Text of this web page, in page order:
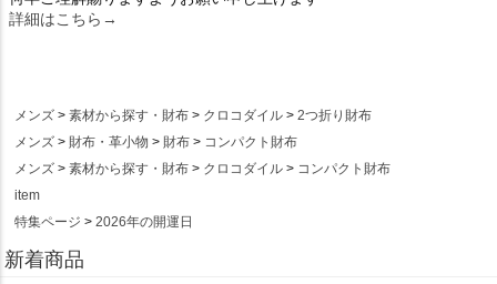
詳細はこちら→
メンズ 素材から探す・財布 クロコダイル
2つ折り財布
メンズ
財布・革小物 財布
コンパクト財布
メンズ
素材から探す・財布 クロコダイル
コンパクト財布
item
特集ページ
2026年の開運日
新着商品